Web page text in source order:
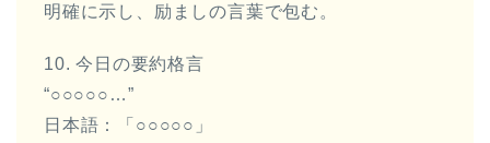
明確に示し、励ましの言葉で包む。
10. 今日の要約格言
“○○○○○…”
日本語：「○○○○○」